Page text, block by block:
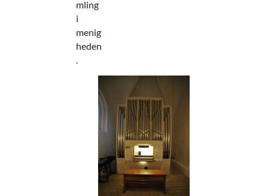
mling
i
menig
heden
.